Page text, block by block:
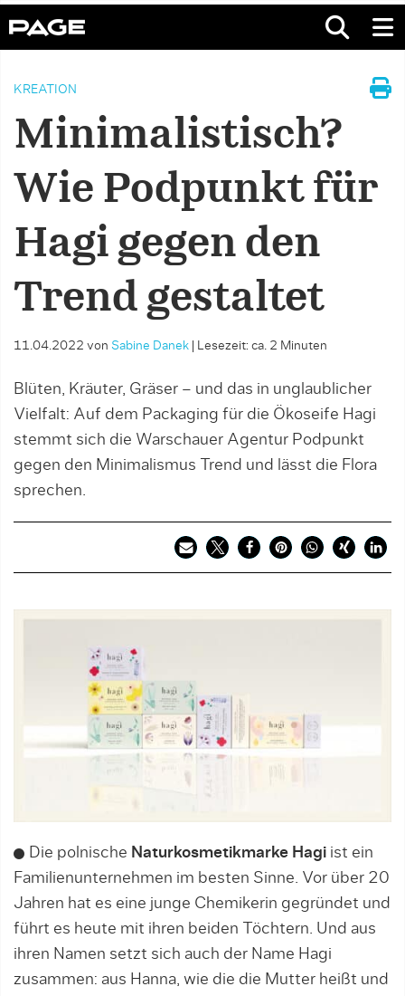
KREATION
Minimalistisch?
Wie Podpunkt für
Hagi gegen den
Trend gestaltet
11.04.2022 von Sabine Danek Lesezeit: ca. 2 Minuten
Blüten, Kräuter, Gräser – und das in unglaublicher
Vielfalt: Auf dem Packaging für die Ökoseife Hagi
stemmt sich die Warschauer Agentur Podpunkt
gegen den Minimalismus Trend und lässt die Flora
sprechen.
Die polnische Naturkosmetikmarke Hagi ist ein
Familienunternehmen im besten Sinne. Vor über 20
Jahren hat es eine junge Chemikerin gegründet und
führt es heute mit ihren beiden Töchtern. Und aus
ihren Namen setzt sich auch der Name Hagi
zusammen: aus Hanna, wie die die Mutter heißt und